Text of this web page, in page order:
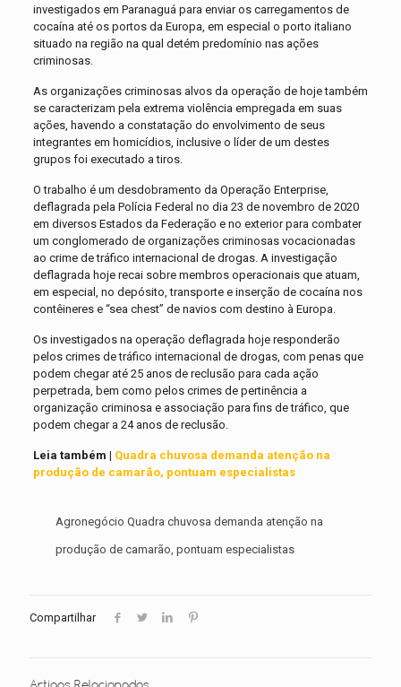
investigados em Paranaguá para enviar os carregamentos de
cocaína até os portos da Europa, em especial o porto italiano
situado na região na qual detém predomínio nas ações
criminosas.
As organizações criminosas alvos da operação de hoje também
se caracterizam pela extrema violência empregada em suas
ações, havendo a constatação do envolvimento de seus
integrantes em homicídios, inclusive o líder de um destes
grupos foi executado a tiros.
O trabalho é um desdobramento da Operação Enterprise,
deflagrada pela Polícia Federal no dia 23 de novembro de 2020
em diversos Estados da Federação e no exterior para combater
um conglomerado de organizações criminosas vocacionadas
ao crime de tráfico internacional de drogas. A investigação
deflagrada hoje recai sobre membros operacionais que atuam,
em especial, no depósito, transporte e inserção de cocaína nos
contêineres e “sea chest” de navios com destino à Europa.
Os investigados na operação deflagrada hoje responderão
pelos crimes de tráfico internacional de drogas, com penas que
podem chegar até 25 anos de reclusão para cada ação
perpetrada, bem como pelos crimes de pertinência a
organização criminosa e associação para fins de tráfico, que
podem chegar a 24 anos de reclusão.
Leia também | Quadra chuvosa demanda atenção na
produção de camarão, pontuam especialistas
Agronegócio Quadra chuvosa demanda atenção na
produção de camarão, pontuam especialistas
Compartilhar